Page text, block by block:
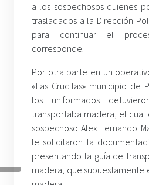
a los sospechosos quienes
trasladados a la Dirección
para continuar el
corresponde.
Por otra parte en un
«Las Crucitas» municipio de
los uniformados
transportaba madera, el
sospechoso Alex Fernando
le solicitaron la
presentando la guía de
madera, que supuestamente